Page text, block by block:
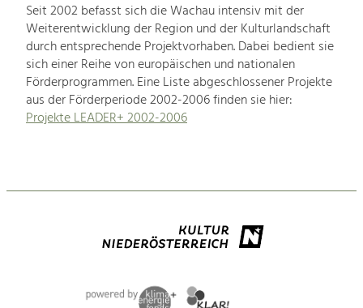
Seit 2002 befasst sich die Wachau intensiv mit der
Weiterentwicklung der Region und der Kulturlandschaft
durch entsprechende Projektvorhaben. Dabei bedient sie
sich einer Reihe von europäischen und nationalen
Förderprogrammen. Eine Liste abgeschlossener Projekte
aus der Förderperiode 2002-2006 finden sie hier:
Projekte LEADER+ 2002-2006